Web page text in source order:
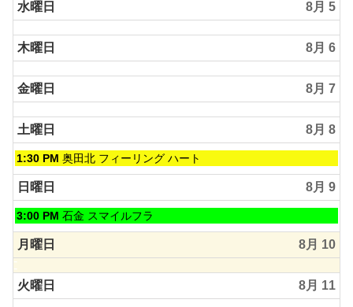
2026
日,
8
月
4th
2026
水曜日 8月 5
木曜日 8月 6
金曜日 8月 7
土曜日 8月 8
土
曜
日,
8
月
2026
1:30 PM 奥田北 フィーリング ハート
日曜日 8月 9
日
曜
日,
8
月
9th
2026
3:00 PM 石金 スマイルフラ
月曜日 8月 10
火曜日 8月 11